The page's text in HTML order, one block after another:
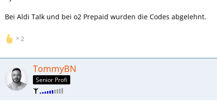
Bei Aldi Talk und bei o2 Prepaid wurden die Codes abgelehnt.
2
TommyBN
Senior Profi